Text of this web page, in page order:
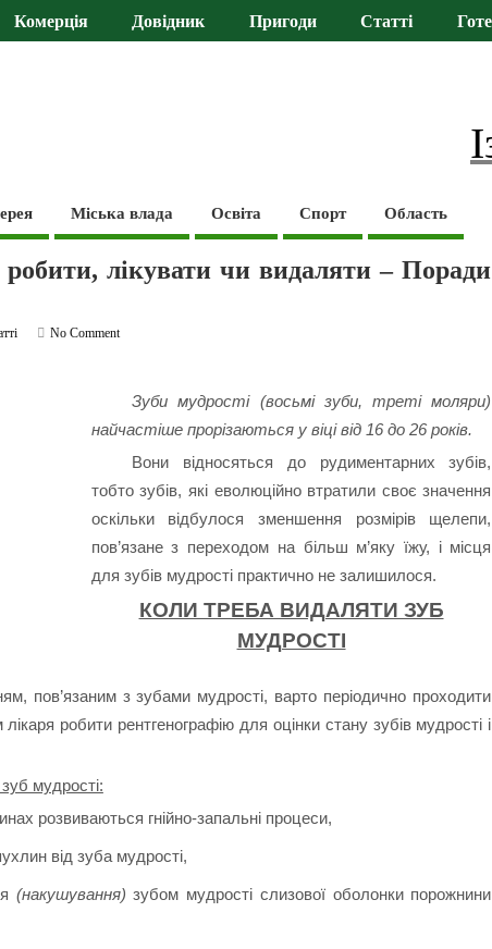
Комерція Довідник Пригоди Статті
Міська влада Освіта Спорт Область
лікувати чи видаляти – Поради
No Comment
Зуби мудрості (восьмі зуби, треті моляри)
найчастіше прорізаються у віці від 16 до 26 років.
Вони відносяться до рудиментарних зубів,
тобто зубів, які еволюційно втратили своє значення
оскільки відбулося зменшення розмірів щелепи,
пов’язане з переходом на більш м’яку їжу, і місця
для зубів мудрості практично не залишилося.
КОЛИ ТРЕБА ВИДАЛЯТИ ЗУБ
МУДРОСТІ
пов’язаним з зубами мудрості, варто періодично проходити
робити рентгенографію для оцінки стану зубів мудрості і
мудрості:
розвиваються гнійно-запальні процеси,
від зуба мудрості,
(накушування) зубом мудрості слизової оболонки порожнини